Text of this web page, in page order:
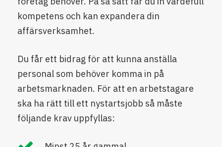
kompetens och kan expandera din
affärsverksamhet.
Du får ett bidrag för att kunna anställa
personal som behöver komma in på
arbetsmarknaden. För att en arbetstagare
ska ha rätt till ett nystartsjobb så måste
följande krav uppfyllas: